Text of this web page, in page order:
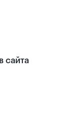
сайта